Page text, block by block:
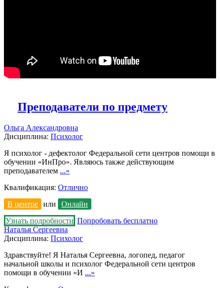
Преподаватели по предмету
Ольга Александровна
Дисциплина: Психолог
Я психолог - дефектолог Федеральной сети центров помощи в
обучении «ИнПро». Являюсь также действующим
преподавателем ...»
Квалификация: Отлично
В центре
или
Онлайн
Узнать подробности Попробовать бесплатно
Наталья Сергеевна
Дисциплина: Психолог
Здравствуйте! Я Наталья Сергеевна, логопед, педагог
начальной школы и психолог Федеральной сети центров
помощи в обучении «И ...»